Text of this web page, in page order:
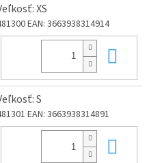
XS
EAN: 3663938314914
S
EAN: 3663938314891